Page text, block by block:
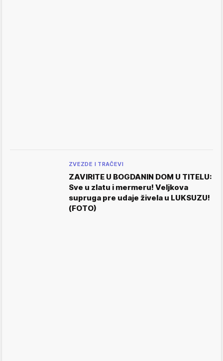
ZVEZDE I TRAČEVI
ZAVIRITE U BOGDANIN DOM U TITELU:
Sve u zlatu i mermeru! Veljkova
supruga pre udaje živela u LUKSUZU!
(FOTO)